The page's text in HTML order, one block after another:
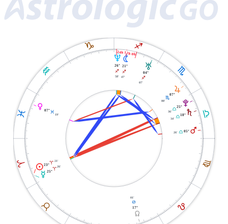
A
B E
F
G
H
I
J
K
L
M23°A
21'
O 25°
A
26'
Y
17°
D
01'
Q
05°
G
26'
S
18°
G
34'
V
25°
G
36'
R
07°
H
00'
T
04°
I
07'
N
21°
I
47'
U
26°
I
58'
P 07°
L 19'
24h 12h 0h